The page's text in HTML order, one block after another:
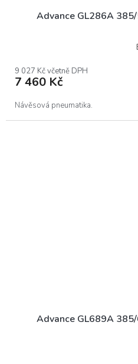
Advance GL286A
9 027 Kč včetně DPH
7 460 Kč
Návěsová pneumatika.
Advance GL689A